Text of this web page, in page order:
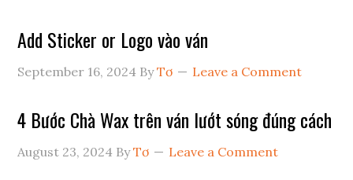
Add Sticker or Logo vào ván
September 16, 2024 ByTơ Leave a Comment
4 Bước Chà Wax trên ván lướt sóng đúng cách
August 23, 2024 ByTơ Leave a Comment